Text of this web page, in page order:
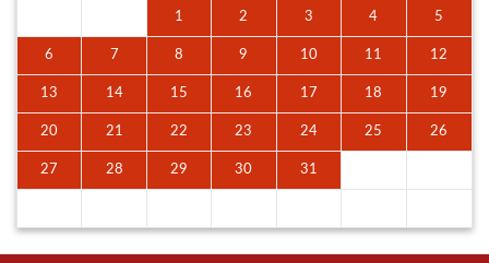
1 2 3 4 5
6 7 8 9 10 11 12
13 14 15 16 17 18 19
20 21 22 23 24 25 26
27 28 29 30 31